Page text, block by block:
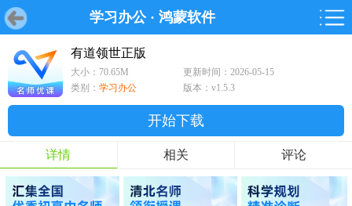
学习办公· 鸿蒙软件
首页 游戏 软件
首页 游戏 软件 鸿蒙
游戏
鸿蒙
软件
有道领世正版
大小：70.65M
更新时间：2026-05-15
类别： 学习办公 版本：v1.5.3
开始下载
详情 相关 评论